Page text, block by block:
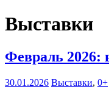
Выставки
Февраль 2026:
30.01.2026 Выставки, 0+